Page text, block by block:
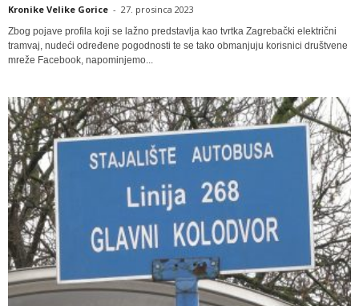
Kronike Velike Gorice - 27. prosinca 2023
Zbog pojave profila koji se lažno predstavlja kao tvrtka Zagrebački električni
tramvaj, nudeći određene pogodnosti te se tako obmanjuju korisnici društvene
mreže Facebook, napominjemo...